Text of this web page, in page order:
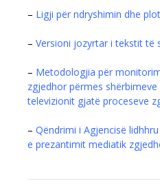
– Ligji për ndryshimin dhe
– Versioni jozyrtar i tekstit të
– Metodologjia për
zgjedhor përmes
televizionit gjatë proceseve
– Qëndrimi i Agjencisë
e prezantimit mediatik